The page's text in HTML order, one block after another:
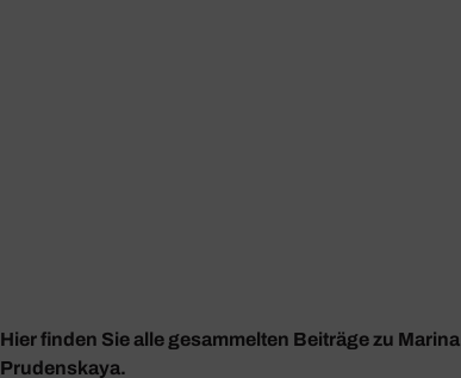
Hier finden Sie alle gesammelten Beiträge zu Marina
Prudenskaya.